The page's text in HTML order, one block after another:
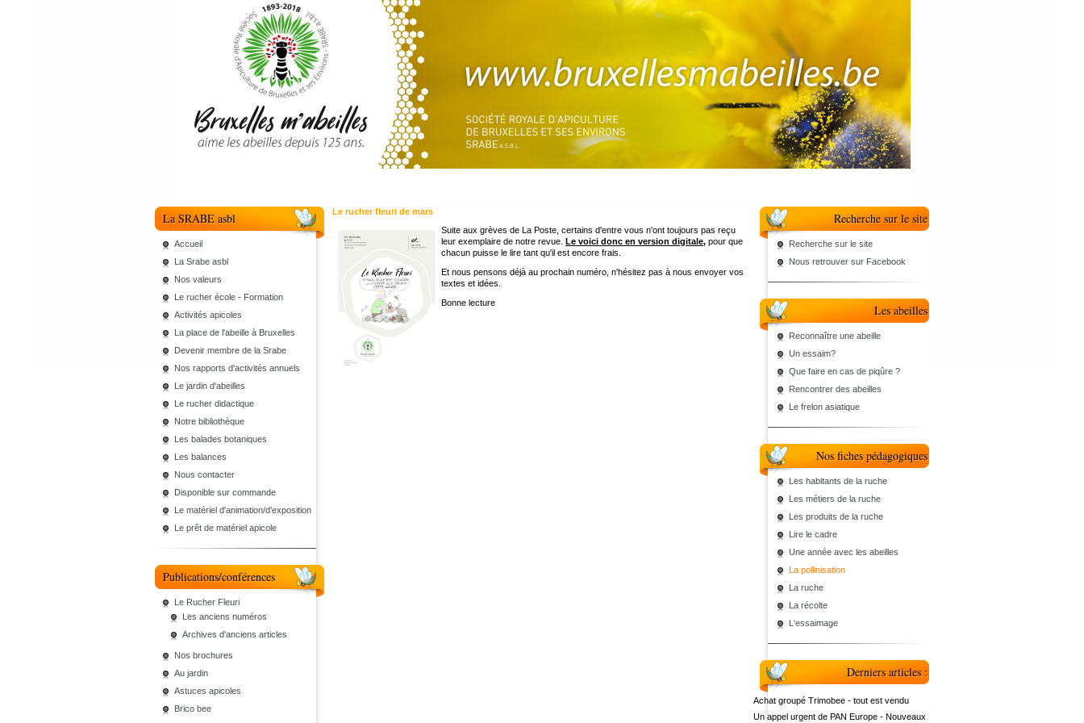
La SRABE asbl
Accueil
La Srabe asbl
Nos valeurs
Le rucher école - Formation
Activités apicoles
La place de l'abeille à Bruxelles
Devenir membre de la Srabe
Nos rapports d'activités annuels
Le jardin d'abeilles
Le rucher didactique
Notre bibliothèque
Les balades botaniques
Les balances
Nous contacter
Disponible sur commande
Le matériel d'animation/d'exposition
Le prêt de matériel apicole
Publications/conférences
Le Rucher Fleuri
Les anciens numéros
Archives d'anciens articles
Nos brochures
Au jardin
Astuces apicoles
Brico bee
Le rucher fleuri de mars
Suite aux grèves de La Poste, certains d'entre vous n'ont toujours pas reçu
leur exemplaire de notre revue. Le voici donc en version digitale, pour que
chacun puisse le lire tant qu'il est encore frais.
Et nous pensons déjà au prochain numéro, n'hésitez pas à nous envoyer vos
textes et idées.
Bonne lecture
Recherche sur le site
Recherche sur le site
Nous retrouver sur Facebook
Les abeilles
Reconnaître une abeille
Un essaim?
Que faire en cas de piqûre ?
Rencontrer des abeilles
Le frelon asiatique
Nos fiches pédagogiques
Les habitants de la ruche
Les métiers de la ruche
Les produits de la ruche
Lire le cadre
Une année avec les abeilles
La pollinisation
La ruche
La récolte
L'essaimage
Derniers articles :
Achat groupé Trimobee - tout est vendu
Un appel urgent de PAN Europe - Nouveaux